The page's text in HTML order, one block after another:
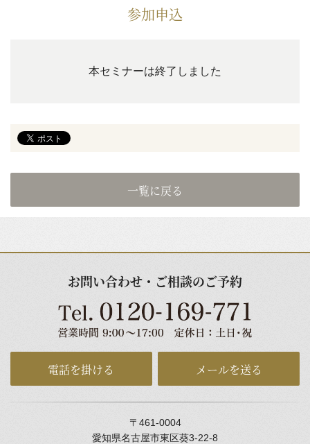
参加申込
本セミナーは終了しました
一覧に戻る
お問い合わせ・ご相談のご予約
電話を掛ける メールを送る
〒461-0004
愛知県名古屋市東区葵3-22-8